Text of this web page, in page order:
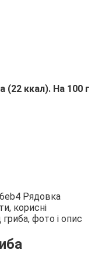
(22 ккал). На 100 г